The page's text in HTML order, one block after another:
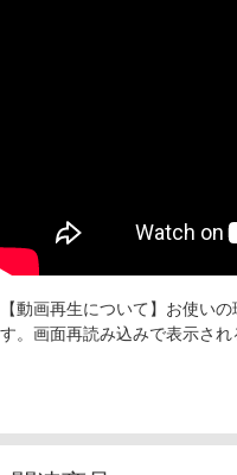
【動画再生について】お使い
す。画面再読み込みで表示され